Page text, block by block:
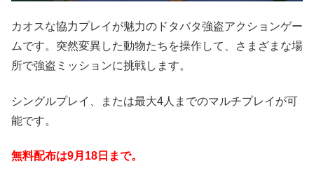
カオスな協力プレイが魅力のドタバタ強盗アクションゲー
ムです。突然変異した動物たちを操作して、さまざまな場
所で強盗ミッションに挑戦します。
シングルプレイ、または最大4人までのマルチプレイが可
能です。
無料配布は9月18日 まで。